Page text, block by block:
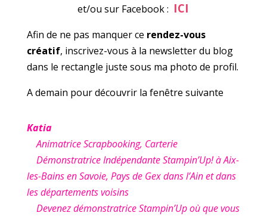
et/ou sur Facebook : ICI
Afin de ne pas manquer ce rendez-vous
créatif, inscrivez-vous à la newsletter du blog
dans le rectangle juste sous ma photo de profil.
A demain pour découvrir la fenêtre suivante
Katia
Animatrice Scrapbooking, Carterie
Démonstratrice Indépendante Stampin’Up! à Aix-
les-Bains en Savoie, Pays de Gex dans l’Ain et dans
les départements voisins
Devenez démonstratrice Stampin’Up où que vous